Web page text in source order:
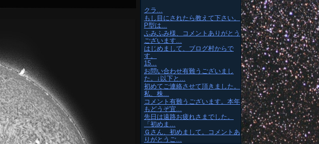
クラ...
もし目にされたら教えて下さい。
P型は...
ふみふみ様、コメントありがとう
ございます...
はじめまして、ブログ村からで
す。
15...
お問い合わせ有難うございまし
た。↓以下と...
初めてご連絡させて頂きました。
私、株...
コメント有難うございます。本年
もどうぞ宜...
先日は遠路お疲れさまでした。
「初めま...
Ｇさん、初めまして。コメントあ
りがとうご...